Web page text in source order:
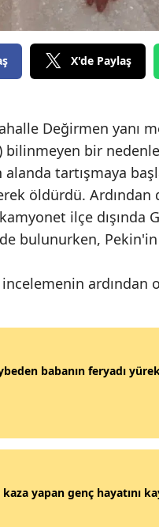
X'de Paylaş
Değirmen yanı
bilinmeyen bir
tartışmaya
öldürdü. Ardından
ilçe dışında
bulunurken, Pekin'in
ardından
babanın feryadı
yapan genç hayatını